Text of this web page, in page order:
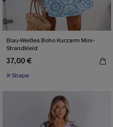
Blau-Weißes Boho Kurzarm Mini-
Strandkleid
37,00 €
X-Shape